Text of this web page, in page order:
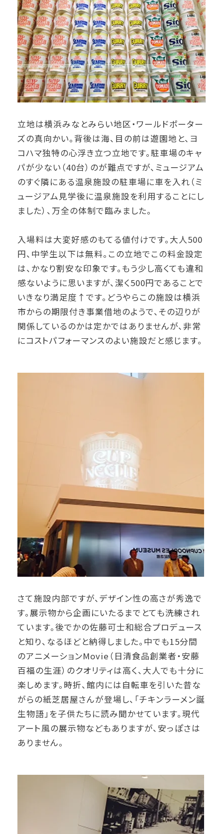
立地は横浜みなとみらい地区・ワールドポーター
ズの真向かい。背後は海、目の前は遊園地と、ヨ
コハマ独特の心浮き立つ立地です。駐車場のキャ
パが少ない（40台）のが難点ですが、ミュージアム
のすぐ隣にある温泉施設の駐車場に車を入れ（ミ
ュージアム見学後に温泉施設を利用することにし
ました）、万全の体制で臨みました。
入場料は大変好感のもてる値付けです。大人500
円、中学生以下は無料。この立地でこの料金設定
は、かなり割安な印象です。もう少し高くても違和
感ないように思いますが、潔く500円であることで
いきなり満足度↑です。どうやらこの施設は横浜
市からの期限付き事業借地のようで、その辺りが
関係しているのかは定かではありませんが、非常
にコストパフォーマンスのよい施設だと感じます。
さて施設内部ですが、デザイン性の高さが秀逸で
す。展示物から企画にいたるまでとても洗練され
ています。後でかの佐藤可士和総合プロデュース
と知り、なるほどと納得しました。中でも15分間
のアニメーションMovie（日清食品創業者・安藤
百福の生涯）のクオリティは高く、大人でも十分に
楽しめます。時折、館内には自転車を引いた昔な
がらの紙芝居屋さんが登場し、「チキンラーメン誕
生物語」を子供たちに読み聞かせています。現代
アート風の展示物などもありますが、安っぽさは
ありません。